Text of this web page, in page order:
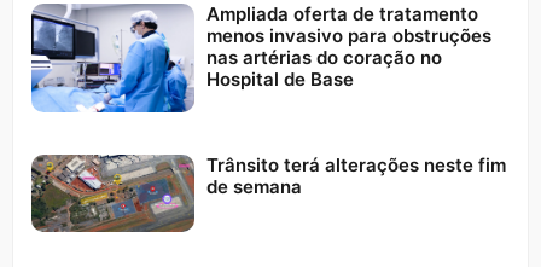
Ampliada oferta de tratamento
menos invasivo para obstruções
nas artérias do coração no
Hospital de Base
Trânsito terá alterações neste fim
de semana